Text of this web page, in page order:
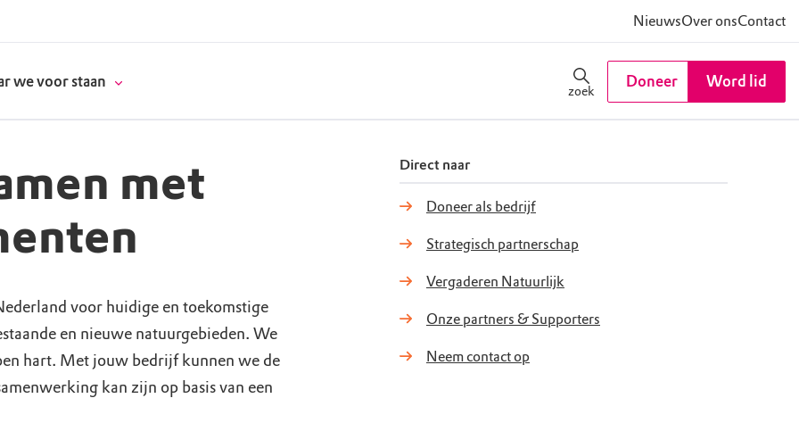
NieuwsOver onsContact
we voor staan
zoek
Doneer Word lid
met
voor huidige en toekomstige
en nieuwe natuurgebieden. We
hart. Met jouw bedrijf kunnen we de
kan zijn op basis van een
Direct naar
Doneer als bedrijf
Strategisch partnerschap
Vergaderen Natuurlijk
Onze partners & Supporters
Neem contact op